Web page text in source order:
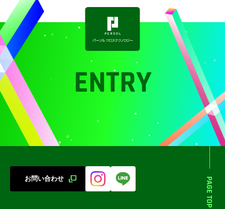
ENTRY
PAGE TOP
お問い合わせ